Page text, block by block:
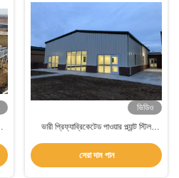
ভিডিও
ভারী প্রিফ্যাব্রিকেটেড পাওয়ার প্ল্যান্ট স্টিল
সেরা দাম পান